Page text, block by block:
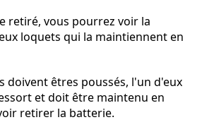
retiré, vous pourrez voir la
loquets qui la maintiennent en
doivent êtres poussés, l'un d'eux
et doit être maintenu en
retirer la batterie.